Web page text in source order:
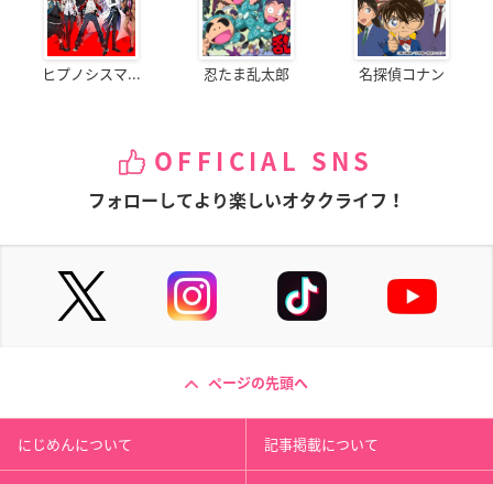
ヒプノシスマ... 忍たま乱太郎 名探偵コナン
OFFICIAL SNS
フォローしてより楽しいオタクライフ！
ページの先頭へ
にじめんについて 記事掲載について